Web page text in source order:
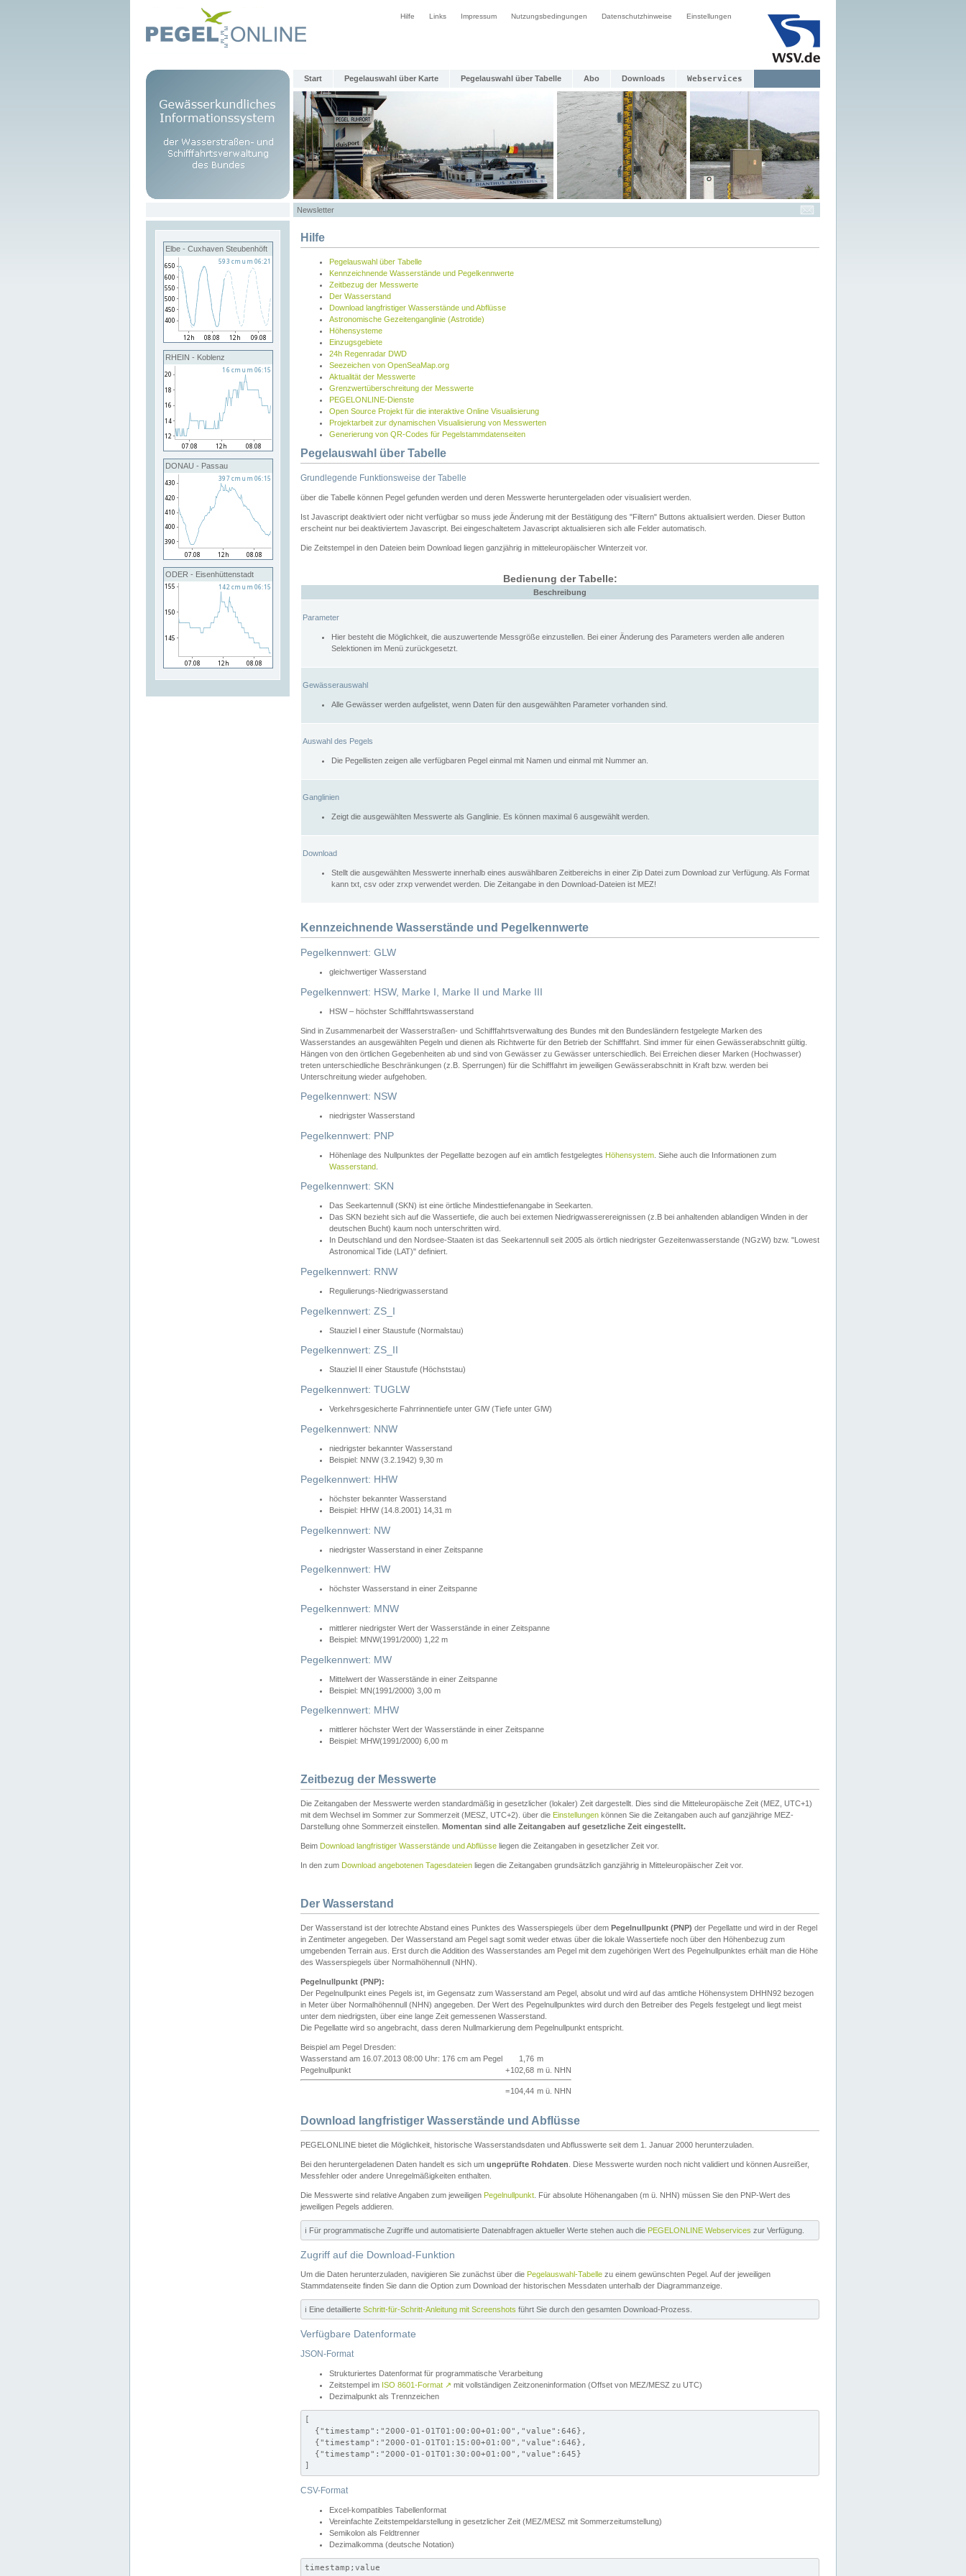
Hilfe Links Impressum Nutzungsbedingungen Datenschutzhinweise Einstellungen
Start Pegelauswahl über Karte Pegelauswahl über Tabelle Abo Downloads Webservices
Newsletter
Elbe - Cuxhaven Steubenhöft
RHEIN - Koblenz
DONAU - Passau
ODER - Eisenhüttenstadt
Hilfe
Pegelauswahl über Tabelle
Kennzeichnende Wasserstände und Pegelkennwerte
Zeitbezug der Messwerte
Der Wasserstand
Download langfristiger Wasserstände und Abflüsse
Astronomische Gezeitenganglinie (Astrotide)
Höhensysteme
Einzugsgebiete
24h Regenradar DWD
Seezeichen von OpenSeaMap.org
Aktualität der Messwerte
Grenzwertüberschreitung der Messwerte
PEGELONLINE-Dienste
Open Source Projekt für die interaktive Online Visualisierung
Projektarbeit zur dynamischen Visualisierung von Messwerten
Generierung von QR-Codes für Pegelstammdatenseiten
Pegelauswahl über Tabelle
Grundlegende Funktionsweise der Tabelle
über die Tabelle können Pegel gefunden werden und deren Messwerte heruntergeladen oder visualisiert werden.
Ist Javascript deaktiviert oder nicht verfügbar so muss jede Änderung mit der Bestätigung des "Filtern" Buttons aktualisiert werden. Dieser Button
erscheint nur bei deaktiviertem Javascript. Bei eingeschaltetem Javascript aktualisieren sich alle Felder automatisch.
Die Zeitstempel in den Dateien beim Download liegen ganzjährig in mitteleuropäischer Winterzeit vor.
Bedienung der Tabelle:
Beschreibung
Parameter
Hier besteht die Möglichkeit, die auszuwertende Messgröße einzustellen. Bei einer Änderung des Parameters werden alle anderen
Selektionen im Menü zurückgesetzt.
Gewässerauswahl
Alle Gewässer werden aufgelistet, wenn Daten für den ausgewählten Parameter vorhanden sind.
Auswahl des Pegels
Die Pegellisten zeigen alle verfügbaren Pegel einmal mit Namen und einmal mit Nummer an.
Ganglinien
Zeigt die ausgewählten Messwerte als Ganglinie. Es können maximal 6 ausgewählt werden.
Download
Stellt die ausgewählten Messwerte innerhalb eines auswählbaren Zeitbereichs in einer Zip Datei zum Download zur Verfügung. Als Format
kann txt, csv oder zrxp verwendet werden. Die Zeitangabe in den Download-Dateien ist MEZ!
Kennzeichnende Wasserstände und Pegelkennwerte
Pegelkennwert: GLW
gleichwertiger Wasserstand
Pegelkennwert: HSW, Marke I, Marke II und Marke III
HSW – höchster Schifffahrtswasserstand
Sind in Zusammenarbeit der Wasserstraßen- und Schifffahrtsverwaltung des Bundes mit den Bundesländern festgelegte Marken des
Wasserstandes an ausgewählten Pegeln und dienen als Richtwerte für den Betrieb der Schifffahrt. Sind immer für einen Gewässerabschnitt gültig.
Hängen von den örtlichen Gegebenheiten ab und sind von Gewässer zu Gewässer unterschiedlich. Bei Erreichen dieser Marken (Hochwasser)
treten unterschiedliche Beschränkungen (z.B. Sperrungen) für die Schifffahrt im jeweiligen Gewässerabschnitt in Kraft bzw. werden bei
Unterschreitung wieder aufgehoben.
Pegelkennwert: NSW
niedrigster Wasserstand
Pegelkennwert: PNP
Höhenlage des Nullpunktes der Pegellatte bezogen auf ein amtlich festgelegtes Höhensystem . Siehe auch die Informationen zum
Wasserstand
Pegelkennwert: SKN
Das Seekartennull (SKN) ist eine örtliche Mindesttiefenangabe in Seekarten.
Das SKN bezieht sich auf die Wassertiefe, die auch bei extemen Niedrigwasserereignissen (z.B bei anhaltenden ablandigen Winden in der
deutschen Bucht) kaum noch unterschritten wird.
In Deutschland und den Nordsee-Staaten ist das Seekartennull seit 2005 als örtlich niedrigster Gezeitenwasserstande (NGzW) bzw. "Lowest
Astronomical Tide (LAT)" definiert.
Pegelkennwert: RNW
Regulierungs-Niedrigwasserstand
Pegelkennwert: ZS_I
Stauziel I einer Staustufe (Normalstau)
Pegelkennwert: ZS_II
Stauziel II einer Staustufe (Höchststau)
Pegelkennwert: TUGLW
Verkehrsgesicherte Fahrrinnentiefe unter GlW (Tiefe unter GlW)
Pegelkennwert: NNW
niedrigster bekannter Wasserstand
Beispiel: NNW (3.2.1942) 9,30 m
Pegelkennwert: HHW
höchster bekannter Wasserstand
Beispiel: HHW (14.8.2001) 14,31 m
Pegelkennwert: NW
niedrigster Wasserstand in einer Zeitspanne
Pegelkennwert: HW
höchster Wasserstand in einer Zeitspanne
Pegelkennwert: MNW
mittlerer niedrigster Wert der Wasserstände in einer Zeitspanne
Beispiel: MNW(1991/2000) 1,22 m
Pegelkennwert: MW
Mittelwert der Wasserstände in einer Zeitspanne
Beispiel: MN(1991/2000) 3,00 m
Pegelkennwert: MHW
mittlerer höchster Wert der Wasserstände in einer Zeitspanne
Beispiel: MHW(1991/2000) 6,00 m
Zeitbezug der Messwerte
Die Zeitangaben der Messwerte werden standardmäßig in gesetzlicher (lokaler) Zeit dargestellt. Dies sind die Mitteleuropäische Zeit (MEZ, UTC+1)
mit dem Wechsel im Sommer zur Sommerzeit (MESZ, UTC+2). über die Einstellungen können Sie die Zeitangaben auch auf ganzjährige MEZ-
Darstellung ohne Sommerzeit einstellen. Momentan sind alle Zeitangaben auf gesetzliche Zeit eingestellt.
Beim Download langfristiger Wasserstände und Abflüsse liegen die Zeitangaben in gesetzlicher Zeit vor.
In den zum Download angebotenen Tagesdateien liegen die Zeitangaben grundsätzlich ganzjährig in Mitteleuropäischer Zeit vor.
Der Wasserstand
Der Wasserstand ist der lotrechte Abstand eines Punktes des Wasserspiegels über dem Pegelnullpunkt (PNP) der Pegellatte und wird in der Regel
in Zentimeter angegeben. Der Wasserstand am Pegel sagt somit weder etwas über die lokale Wassertiefe noch über den Höhenbezug zum
umgebenden Terrain aus. Erst durch die Addition des Wasserstandes am Pegel mit dem zugehörigen Wert des Pegelnullpunktes erhält man die Höhe
des Wasserspiegels über Normalhöhennull (NHN).
Pegelnullpunkt (PNP):
Der Pegelnullpunkt eines Pegels ist, im Gegensatz zum Wasserstand am Pegel, absolut und wird auf das amtliche Höhensystem DHHN92 bezogen
in Meter über Normalhöhennull (NHN) angegeben. Der Wert des Pegelnullpunktes wird durch den Betreiber des Pegels festgelegt und liegt meist
unter dem niedrigsten, über eine lange Zeit gemessenen Wasserstand.
Die Pegellatte wird so angebracht, dass deren Nullmarkierung dem Pegelnullpunkt entspricht.
Beispiel am Pegel Dresden:
Wasserstand am 16.07.2013 08:00 Uhr: 176 cm am Pegel
1,76 m
Pegelnullpunkt
+102,68 m ü. NHN
=104,44 m ü. NHN
Download langfristiger Wasserstände und Abflüsse
PEGELONLINE bietet die Möglichkeit, historische Wasserstandsdaten und Abflusswerte seit dem 1. Januar 2000 herunterzuladen.
Bei den heruntergeladenen Daten handelt es sich um ungeprüfte Rohdaten . Diese Messwerte wurden noch nicht validiert und können Ausreißer,
Messfehler oder andere Unregelmäßigkeiten enthalten.
Die Messwerte sind relative Angaben zum jeweiligen Pegelnullpunkt . Für absolute Höhenangaben (m ü. NHN) müssen Sie den PNP-Wert des
jeweiligen Pegels addieren.
ℹ️ Für programmatische Zugriffe und automatisierte Datenabfragen aktueller Werte stehen auch die PEGELONLINE Webservices zur Verfügung.
Zugriff auf die Download-Funktion
Um die Daten herunterzuladen, navigieren Sie zunächst über die Pegelauswahl-Tabelle zu einem gewünschten Pegel. Auf der jeweiligen
Stammdatenseite finden Sie dann die Option zum Download der historischen Messdaten unterhalb der Diagrammanzeige.
ℹ️ Eine detaillierte Schritt-für-Schritt-Anleitung mit Screenshots führt Sie durch den gesamten Download-Prozess.
Verfügbare Datenformate
JSON-Format
Strukturiertes Datenformat für programmatische Verarbeitung
Zeitstempel im ISO 8601-Format ↗ mit vollständigen Zeitzoneninformation (Offset von MEZ/MESZ zu UTC)
Dezimalpunkt als Trennzeichen
[
  {"timestamp":"2000-01-01T01:00:00+01:00","value":646},
  {"timestamp":"2000-01-01T01:15:00+01:00","value":646},
  {"timestamp":"2000-01-01T01:30:00+01:00","value":645}
]
CSV-Format
Excel-kompatibles Tabellenformat
Vereinfachte Zeitstempeldarstellung in gesetzlicher Zeit (MEZ/MESZ mit Sommerzeitumstellung)
Semikolon als Feldtrenner
Dezimalkomma (deutsche Notation)
timestamp;value